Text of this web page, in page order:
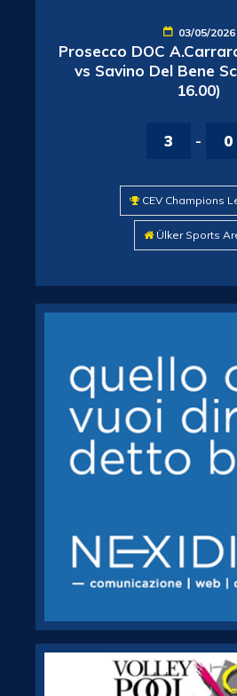
03/05/2026
Prosecco DOC
vs Savino Del Bene
16.00)
3 - 0
CEV Champions
Ülker Sports